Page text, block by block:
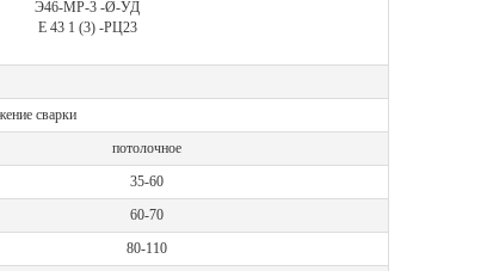
Э46-МР-3 -Ø-УД
Е 43 1 (3) -РЦ23
сварки
потолочное
35-60
60-70
80-110